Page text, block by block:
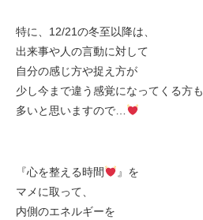
特に、12/21の冬至以降は、
出来事や人の言動に対して
自分の感じ方や捉え方が
少し今まで違う感覚になってくる方も
多いと思いますので…
『心を整える時間
』を
マメに取って、
内側のエネルギーを